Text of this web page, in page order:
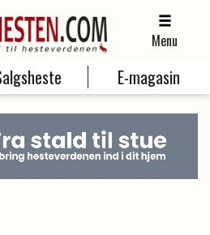
Menu
E-magasin